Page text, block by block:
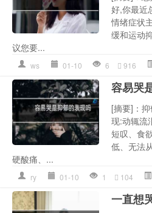
好,你最近
情绪症状
缓和运动
议您要...
ws 01-10 6 916
容易哭
[摘要]：
现:动辄流
短叹、食
低、无法
硬酸痛、...
ry 01-10 1 104
一直想